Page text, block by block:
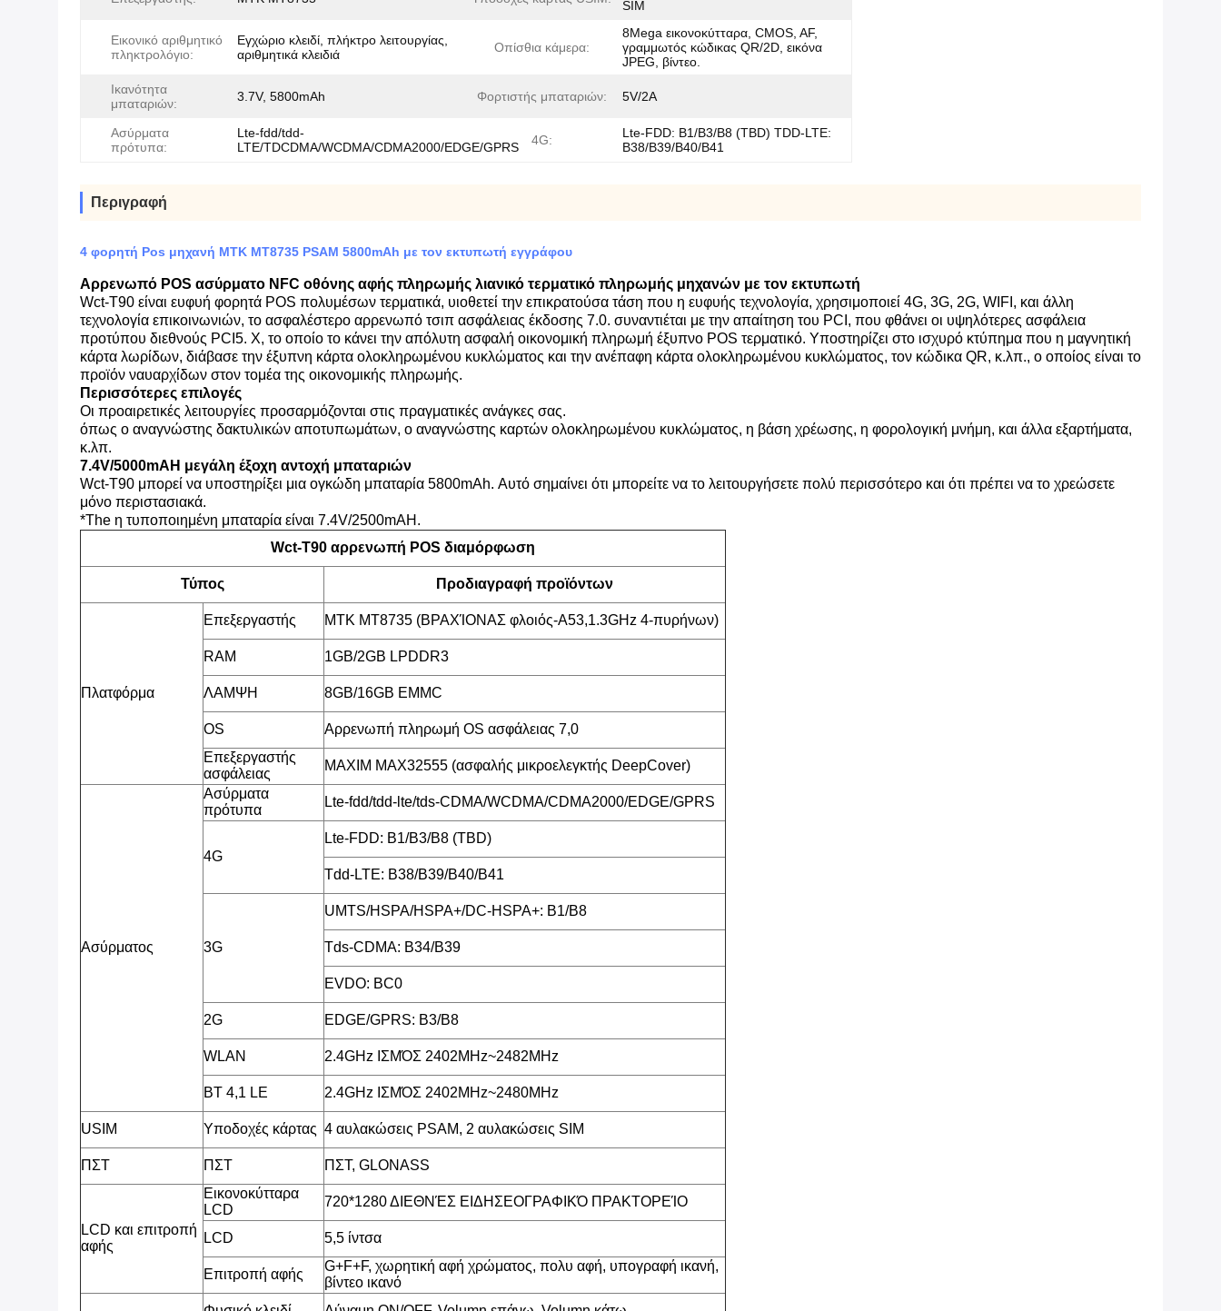
SIM
Εικονικό αριθμητικό
πληκτρολόγιο:
Εγχώριο κλειδί, πλήκτρο λειτουργίας,
αριθμητικά κλειδιά
Οπίσθια κάμερα:
8Mega εικονοκύτταρα, CMOS, AF,
γραμμωτός κώδικας QR/2D, εικόνα
JPEG, βίντεο.
Ικανότητα
μπαταριών:
3.7V, 5800mAh Φορτιστής μπαταριών: 5V/2A
Ασύρματα
πρότυπα:
Lte-fdd/tdd-
LTE/TDCDMA/WCDMA/CDMA2000/EDGE/GPRS
4G:
Lte-FDD: B1/B3/B8 (TBD) TDD-LTE:
B38/B39/B40/B41
Περιγραφή
4 φορητή Pos μηχανή MTK MT8735 PSAM 5800mAh με τον εκτυπωτή εγγράφου
Αρρενωπό POS ασύρματο NFC οθόνης αφής πληρωμής λιανικό τερματικό πληρωμής μηχανών με τον εκτυπωτή
Wct-T90 είναι ευφυή φορητά POS πολυμέσων τερματικά, υιοθετεί την επικρατούσα τάση που η ευφυής τεχνολογία, χρησιμοποιεί 4G, 3G, 2G, WIFI, και άλλη
τεχνολογία επικοινωνιών, το ασφαλέστερο αρρενωπό τσιπ ασφάλειας έκδοσης 7.0. συναντιέται με την απαίτηση του PCI, που φθάνει οι υψηλότερες ασφάλεια
προτύπου διεθνούς PCI5. Χ, το οποίο το κάνει την απόλυτη ασφαλή οικονομική πληρωμή έξυπνο POS τερματικό. Υποστηρίζει στο ισχυρό κτύπημα που η μαγνητική
κάρτα λωρίδων, διάβασε την έξυπνη κάρτα ολοκληρωμένου κυκλώματος και την ανέπαφη κάρτα ολοκληρωμένου κυκλώματος, τον κώδικα QR, κ.λπ., ο οποίος είναι το
προϊόν ναυαρχίδων στον τομέα της οικονομικής πληρωμής.
Περισσότερες επιλογές
Οι προαιρετικές λειτουργίες προσαρμόζονται στις πραγματικές ανάγκες σας.
όπως ο αναγνώστης δακτυλικών αποτυπωμάτων, ο αναγνώστης καρτών ολοκληρωμένου κυκλώματος, η βάση χρέωσης, η φορολογική μνήμη, και άλλα εξαρτήματα,
κ.λπ.
7.4V/5000mAH μεγάλη έξοχη αντοχή μπαταριών
Wct-T90 μπορεί να υποστηρίξει μια ογκώδη μπαταρία 5800mAh. Αυτό σημαίνει ότι μπορείτε να το λειτουργήσετε πολύ περισσότερο και ότι πρέπει να το χρεώσετε
μόνο περιστασιακά.
*The η τυποποιημένη μπαταρία είναι 7.4V/2500mAH.
Wct-T90 αρρενωπή POS διαμόρφωση
Τύπος Προδιαγραφή προϊόντων
Πλατφόρμα
Επεξεργαστής MTK MT8735 (ΒΡΑΧΊΟΝΑΣ φλοιός-A53,1.3GHz 4-πυρήνων)
RAM 1GB/2GB LPDDR3
ΛΑΜΨΗ 8GB/16GB EMMC
OS
Αρρενωπή πληρωμή OS ασφάλειας 7,0
Επεξεργαστής
ασφάλειας
MAXIM MAX32555 (ασφαλής μικροελεγκτής DeepCover)
Ασύρματος
Ασύρματα
πρότυπα
Lte-fdd/tdd-lte/tds-CDMA/WCDMA/CDMA2000/EDGE/GPRS
4G
Lte-FDD: B1/B3/B8 (TBD)
Tdd-LTE: B38/B39/B40/B41
3G
UMTS/HSPA/HSPA+/DC-HSPA+: B1/B8
Tds-CDMA: B34/B39
EVDO: BC0
2G EDGE/GPRS: B3/B8
WLAN 2.4GHz ΙΣΜΌΣ 2402MHz~2482MHz
BT 4,1 LE 2.4GHz ΙΣΜΌΣ 2402MHz~2480MHz
USIM Υποδοχές κάρτας 4 αυλακώσεις PSAM, 2 αυλακώσεις SIM
ΠΣΤ ΠΣΤ ΠΣΤ, GLONASS
LCD και επιτροπή
αφής
Εικονοκύτταρα
LCD
720*1280 ΔΙΕΘΝΈΣ ΕΙΔΗΣΕΟΓΡΑΦΙΚΌ ΠΡΑΚΤΟΡΕΊΟ
LCD 5,5 ίντσα
Επιτροπή αφής
G+F+F, χωρητική αφή χρώματος, πολυ αφή, υπογραφή ικανή,
βίντεο ικανό